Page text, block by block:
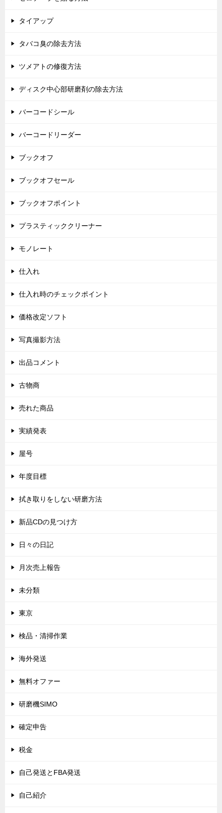
タイアップ
タバコ臭の除去方法
ツメアトの修復方法
ディスク中心部研磨剤の除去方法
バーコードシール
バーコードリーダー
ブックオフ
ブックオフセール
ブックオフポイント
プラスティッククリーナー
モノレート
仕入れ
仕入れ時のチェックポイント
価格改定ソフト
写真撮影方法
出品コメント
古物商
売れた商品
実績発表
屋号
年度目標
拭き取りをしない研磨方法
新品CDの見つけ方
日々の日記
月次売上報告
未分類
東京
検品・清掃作業
海外発送
無料オファー
研磨機SIMO
確定申告
税金
自己発送とFBA発送
自己紹介